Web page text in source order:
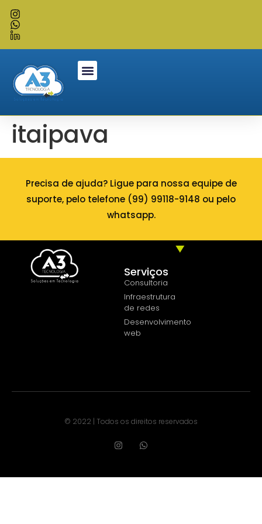
itaipava
Precisa de ajuda? Ligue para nossa equipe de
suporte, pelo telefone (99) 99118-9148 ou pelo
whatsapp.
Serviços
Consultoria
Infraestrutura
de redes
Desenvolvimento
web
© 2022 | Todos os direitos reservados